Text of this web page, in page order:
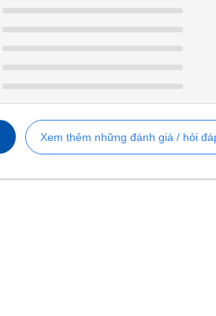
nghệ TFT LCD rộng 1.8 inch, độ
menu. Trợ năng này giúp ích
Xem thêm những đánh giá / hỏi